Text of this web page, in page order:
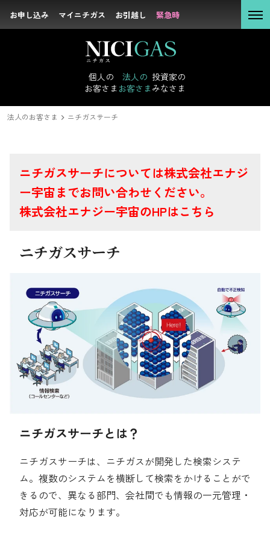
お申し込み マイニチガス お引越し 緊急時
個人の
お客さま
法人の
お客さま
投資家の
みなさま
投資家のみなさまトップ IRニュース 経営方針
サステナビリティトップ トップコミットメント
社長メッセージ 経営理念
新卒採用 キャリア採用
お申し込み マイニチガス お引越し 緊急時
法人のお客さま
DXの取り組みで目指すストーリー
夢の絆・川崎
雲の宇宙船
マイニチガス
タノミマスター
ニチガスサーチ
エネルギー事業
動力エネルギー契約プラン
エネルギーに関する工事のご案内
お客さま
サステナビリテ
お問い合わせ先
よくある質問
法人のお客さま ニチガスサーチ
ニチガスサーチについては株式会社エナジ
ー宇宙までお問い合わせください。
株式会社エナジー宇宙のHPはこちら
ニチガスサーチ
ニチガスサーチとは？
ニチガスサーチは、ニチガスが開発した検索システ
ム。複数のシステムを横断して検索をかけることがで
きるので、異なる部門、会社間でも情報の一元管理・
対応が可能になります。